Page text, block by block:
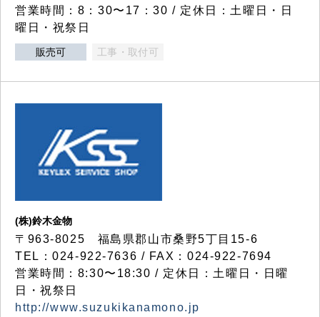
営業時間：8：30〜17：30 / 定休日：土曜日・日
曜日・祝祭日
販売可 工事・取付可
(株)鈴木金物
〒963-8025 福島県郡山市桑野5丁目15-6
TEL：024-922-7636 / FAX：024-922-7694
営業時間：8:30〜18:30 / 定休日：土曜日・日曜
日・祝祭日
http://www.suzukikanamono.jp